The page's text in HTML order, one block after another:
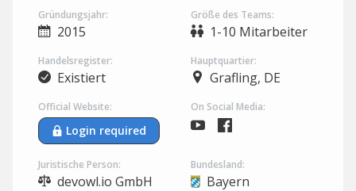
Gründungsjahr:
2015
Größe des Teams:
1-10 Mitarbeiter
Handelsregister:
Existiert
Hauptquartier:
Grafling, DE
Official Website:
Login required
On Social Media:
Juristische Person:
devowl.io GmbH
Bundesland:
Bayern